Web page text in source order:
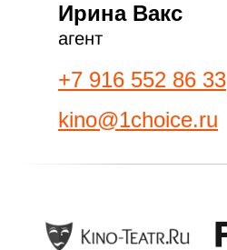
Ирина Вакс
+7 916 552 86 33
kino@1choice.ru
агент